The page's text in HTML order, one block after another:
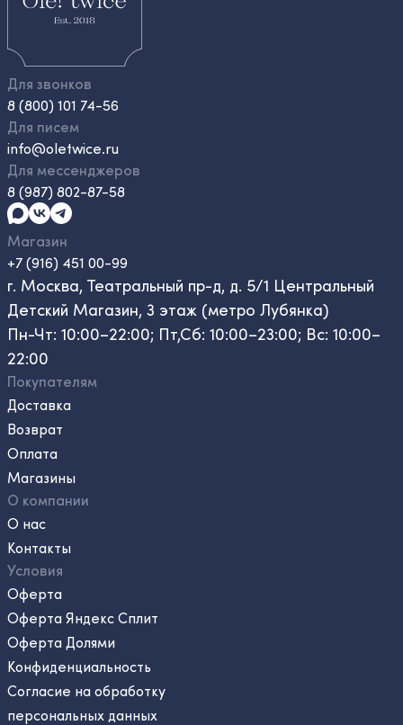
Для звонков
8 (800) 101 74-56
Для писем
info@oletwice.ru
Для мессенджеров
8 (987) 802-87-58
Магазин
+7 (916) 451 00-99
г. Москва, Театральный пр-д, д. 5/1 Центральный
Детский Магазин, 3 этаж (метро Лубянка)
Пн-Чт: 10:00–22:00; Пт,Сб: 10:00–23:00; Вс: 10:00–
22:00
Покупателям
Доставка
Возврат
Оплата
Магазины
О компании
О нас
Контакты
Условия
Оферта
Оферта Яндекс Сплит
Оферта Долями
Конфиденциальность
Согласие на обработку
персональных данных